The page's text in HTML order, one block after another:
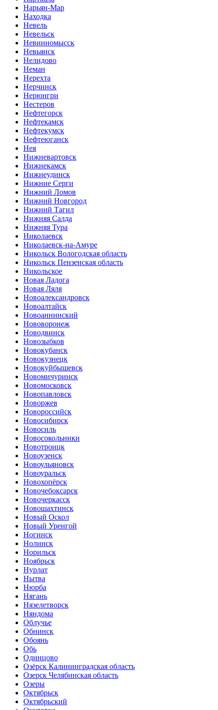
Нарьян-Мар
Находка
Невель
Невельск
Невинномысск
Невьянск
Нелидово
Неман
Нерехта
Нерчинск
Нерюнгри
Нестеров
Нефтегорск
Нефтекамск
Нефтекумск
Нефтеюганск
Нея
Нижневартовск
Нижнекамск
Нижнеудинск
Нижние Серги
Нижний Ломов
Нижний Новгород
Нижний Тагил
Нижняя Салда
Нижняя Тура
Николаевск
Николаевск-на-Амуре
Никольск Вологодская область
Никольск Пензенская область
Никольское
Новая Ладога
Новая Ляля
Новоалександровск
Новоалтайск
Новоаннинский
Нововоронеж
Новодвинск
Новозыбков
Новокубанск
Новокузнецк
Новокуйбышевск
Новомичуринск
Новомосковск
Новопавловск
Новоржев
Новороссийск
Новосибирск
Новосиль
Новосокольники
Новотроицк
Новоузенск
Новоульяновск
Новоуральск
Новохопёрск
Новочебоксарск
Новочеркасск
Новошахтинск
Новый Оскол
Новый Уренгой
Ногинск
Нолинск
Норильск
Ноябрьск
Нурлат
Нытва
Нюрба
Нягань
Нязелетворск
Няндома
Облучье
Обнинск
Обоянь
Обь
Одинцово
Озёрск Калининградская область
Озерск Челябинская область
Озеры
Октябрьск
Октябрьский